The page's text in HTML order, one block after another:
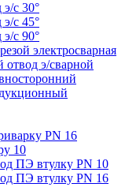
с 30°
с 45°
с 90°
электросварная
э/сварной
PN 16
10
ПЭ втулку PN 10
ПЭ втулку PN 16